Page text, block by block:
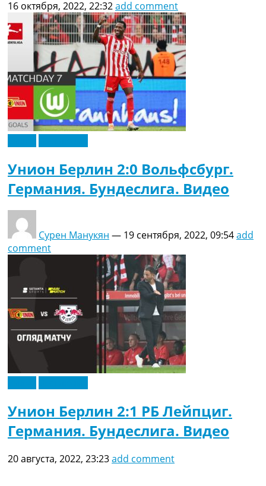
16 октября, 2022, 22:32add comment
Унион Берлин 2:0 Вольфсбург.
Германия. Бундеслига. Видео
Сурен Манукян — 19 сентября, 2022, 09:54add
comment
Унион Берлин 2:1 РБ Лейпциг.
Германия. Бундеслига. Видео
20 августа, 2022, 23:23add comment